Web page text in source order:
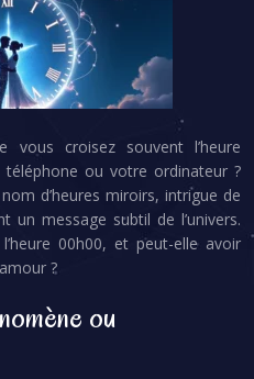
vous croisez souvent l’heure
ou votre ordinateur ?
d’heures miroirs, intrigue de
un message subtil de l’univers.
00h00, et peut-elle avoir
?
ou